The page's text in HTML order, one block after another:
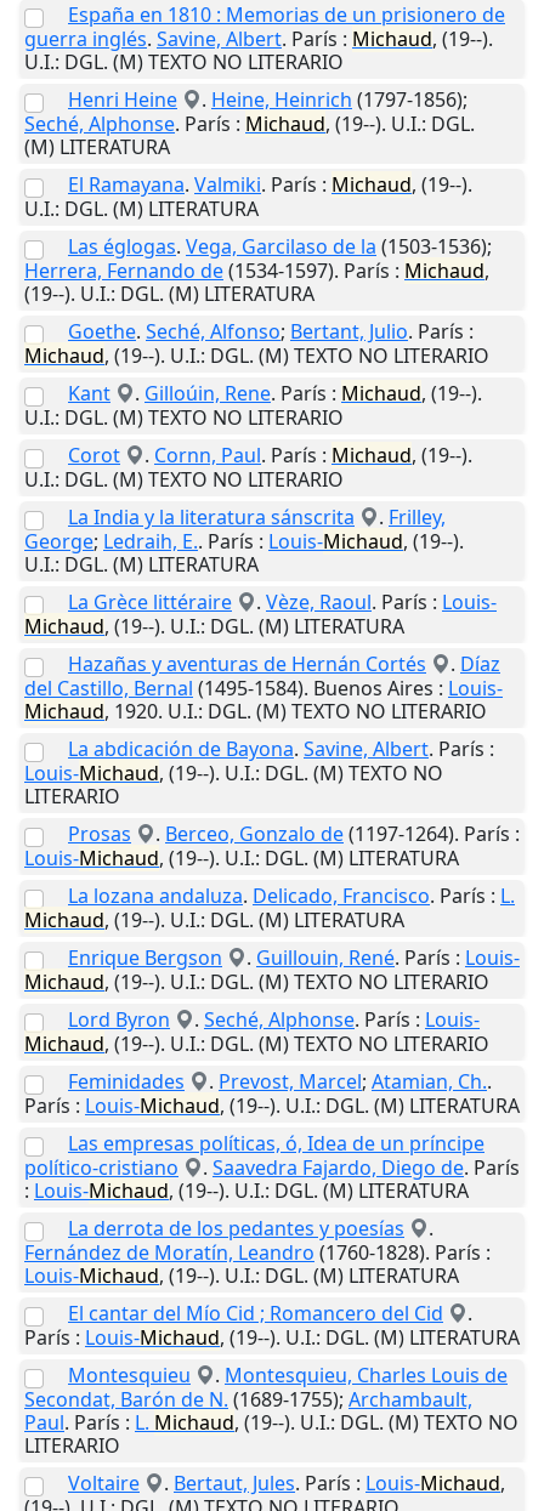
España en 1810 : Memorias de un prisionero de
guerra inglés. Savine, Albert. París : Michaud, (19--).
U.I.: DGL. (M) TEXTO NO LITERARIO
Henri Heine
. Heine, Heinrich (1797-1856);
Seché, Alphonse. París : Michaud, (19--). U.I.: DGL.
(M) LITERATURA
El Ramayana. Valmiki. París : Michaud, (19--).
U.I.: DGL. (M) LITERATURA
Las églogas. Vega, Garcilaso de la (1503-1536);
Herrera, Fernando de(1534-1597). París : Michaud,
(19--). U.I.: DGL. (M) LITERATURA
Goethe. Seché, Alfonso; Bertant, Julio. París :
Michaud, (19--). U.I.: DGL. (M) TEXTO NO LITERARIO
Kant
. Gilloúin, Rene. París : Michaud, (19--).
U.I.: DGL. (M) TEXTO NO LITERARIO
Corot
. Cornn, Paul. París : Michaud, (19--).
U.I.: DGL. (M) TEXTO NO LITERARIO
La India y la literatura sánscrita
. Frilley,
George; Ledraih, E.. París : Louis-Michaud, (19--).
U.I.: DGL. (M) LITERATURA
La Grèce littéraire
. Vèze, Raoul. París : Louis-
Michaud, (19--). U.I.: DGL. (M) LITERATURA
Hazañas y aventuras de Hernán Cortés
. Díaz
del Castillo, Bernal (1495-1584). Buenos Aires : Louis-
Michaud, 1920. U.I.: DGL. (M) TEXTO NO LITERARIO
La abdicación de Bayona. Savine, Albert. París :
Louis-Michaud, (19--). U.I.: DGL. (M) TEXTO NO
LITERARIO
Prosas
. Berceo, Gonzalo de(1197-1264). París :
Louis-Michaud, (19--). U.I.: DGL. (M) LITERATURA
La lozana andaluza. Delicado, Francisco. París : L.
Michaud, (19--). U.I.: DGL. (M) LITERATURA
Enrique Bergson
. Guillouin, René. París : Louis-
Michaud, (19--). U.I.: DGL. (M) TEXTO NO LITERARIO
Lord Byron
. Seché, Alphonse. París : Louis-
Michaud, (19--). U.I.: DGL. (M) TEXTO NO LITERARIO
Feminidades
. Prevost, Marcel; Atamian, Ch..
París : Louis-Michaud, (19--). U.I.: DGL. (M) LITERATURA
Las empresas políticas, ó, Idea de un príncipe
político-cristiano
. Saavedra Fajardo, Diego de. París
: Louis-Michaud, (19--). U.I.: DGL. (M) LITERATURA
La derrota de los pedantes y poesías
.
Fernández de Moratín, Leandro (1760-1828). París :
Louis-Michaud, (19--). U.I.: DGL. (M) LITERATURA
El cantar del Mío Cid ; Romancero del Cid
.
París : Louis-Michaud, (19--). U.I.: DGL. (M) LITERATURA
Montesquieu
. Montesquieu, Charles Louis de
Secondat, Barón de N. (1689-1755); Archambault,
Paul. París : L. Michaud, (19--). U.I.: DGL. (M) TEXTO NO
LITERARIO
Voltaire
. Bertaut, Jules. París : Louis-Michaud,